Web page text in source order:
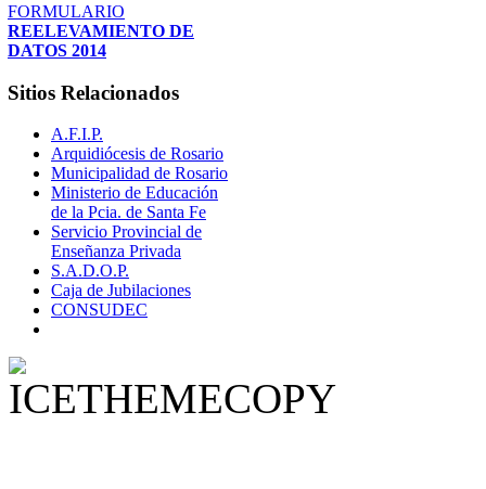
FORMULARIO
REELEVAMIENTO DE
DATOS 2014
Sitios Relacionados
A.F.I.P.
Arquidiócesis de Rosario
Municipalidad de Rosario
Ministerio de Educación
de la Pcia. de Santa Fe
Servicio Provincial de
Enseñanza Privada
S.A.D.O.P.
Caja de Jubilaciones
CONSUDEC